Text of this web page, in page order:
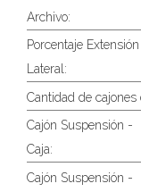
Archivo:
Porcentaje
Lateral:
Cantidad de cajones
Cajón Suspensión -
Caja:
Cajón Suspensión -